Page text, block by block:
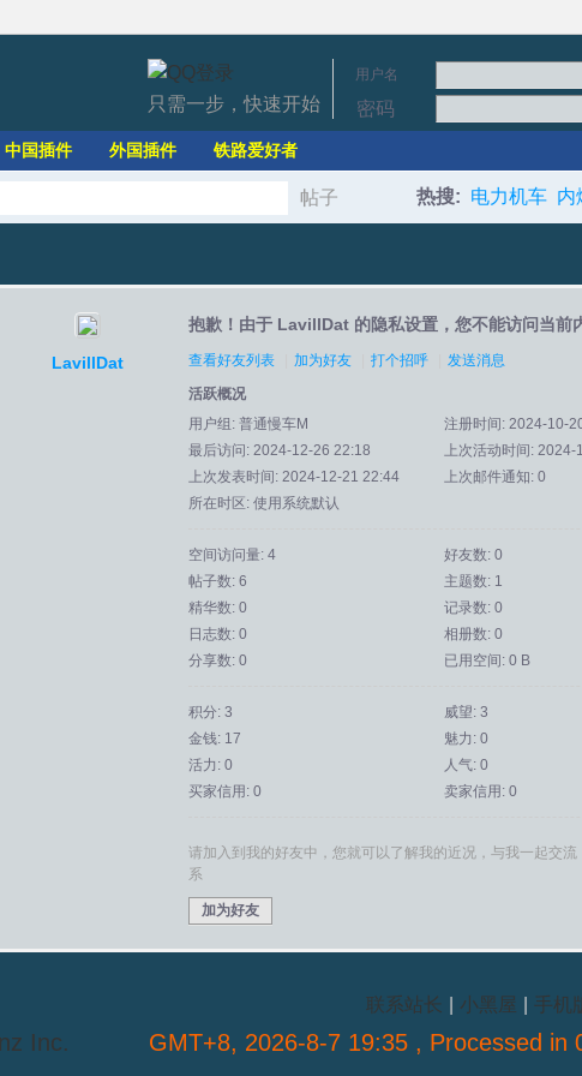
用户名
密码
只需一步，快速开始
中国插件 外国插件 铁路爱好者
帖子
索
热搜: 电力机车 内
LavillDat
抱歉！由于 LavillDat 的隐私设置，您不能访问当前
查看好友列表 加为好友 打个招呼
发送消息
活跃概况
用户组: 普通慢车M
注册时间: 2024-10-
最后访问: 2024-12-26 22:18
上次活动时间: 2024-
上次发表时间: 2024-12-21 22:44
上次邮件通知: 0
所在时区: 使用系统默认
空间访问量: 4
好友数: 0
帖子数: 6
主题数: 1
精华数: 0
记录数: 0
日志数: 0
相册数: 0
分享数: 0
已用空间: 0 B
积分: 3
威望: 3
金钱: 17
魅力: 0
活力: 0
人气: 0
买家信用: 0
卖家信用: 0
请加入到我的好友中，您就可以了解我的近况，与我一起交流
系
加为好友
联系站长 小黑屋 手机
GMT+8, 2026-8-7 19:35 , Processed in
Inc.